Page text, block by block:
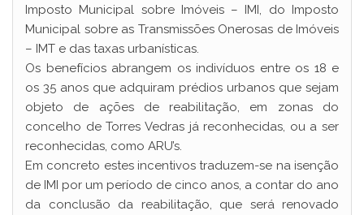
Imposto Municipal sobre Imóveis – IMI, do Imposto
Municipal sobre as Transmissões Onerosas de Imóveis
– IMT e das taxas urbanísticas.
Os benefícios abrangem os indivíduos entre os 18 e
os 35 anos que adquiram prédios urbanos que sejam
objeto de ações de reabilitação, em zonas do
concelho de Torres Vedras já reconhecidas, ou a ser
reconhecidas, como ARU’s.
Em concreto estes incentivos traduzem-se na isenção
de IMI por um período de cinco anos, a contar do ano
da conclusão da reabilitação, que será renovado